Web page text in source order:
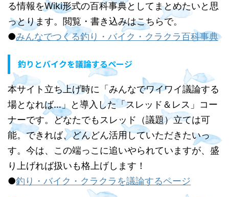
る情報をWiki形式の百科事典としてまとめたいと思
っとります。閲覧・書き込みはこちらで。
●みんなでつくる釣り・バイク・クラクラ百科事典
釣りとバイクを議論するページ
本サイト立ち上げ時に「みんなでワイワイ議論する
場となれば…」と導入した「スレッド＆レス」コー
ナーです。どなたでもスレッド（議題）立ては可
能。できれば、どんどん活用していただきたいっ
す。今は、この端っこに追いやられていますが、盛
り上げれば扱いも格上げします！
●釣り・バイク・クラクラを議論するページ